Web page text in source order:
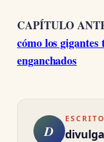
CAPÍTULO
cómo los gigantes
enganchados
D